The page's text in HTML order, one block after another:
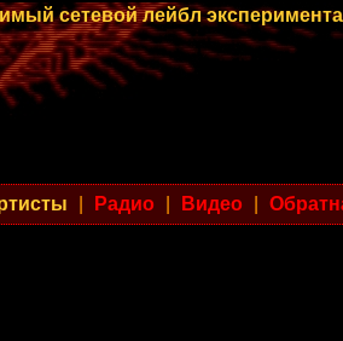
сетевой лейбл
Радио Видео